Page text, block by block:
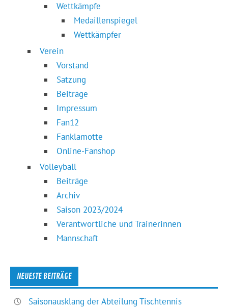
Wettkämpfe
Medaillenspiegel
Wettkämpfer
Verein
Vorstand
Satzung
Beiträge
Impressum
Fan12
Fanklamotte
Online-Fanshop
Volleyball
Beiträge
Archiv
Saison 2023/2024
Verantwortliche und Trainerinnen
Mannschaft
NEUESTE BEITRÄGE
Saisonausklang der Abteilung Tischtennis